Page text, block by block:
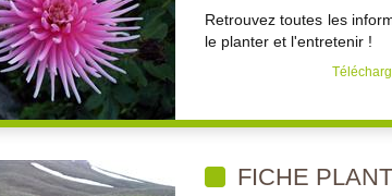
Retrouvez toutes les
le planter et l'entretenir !
FICHE